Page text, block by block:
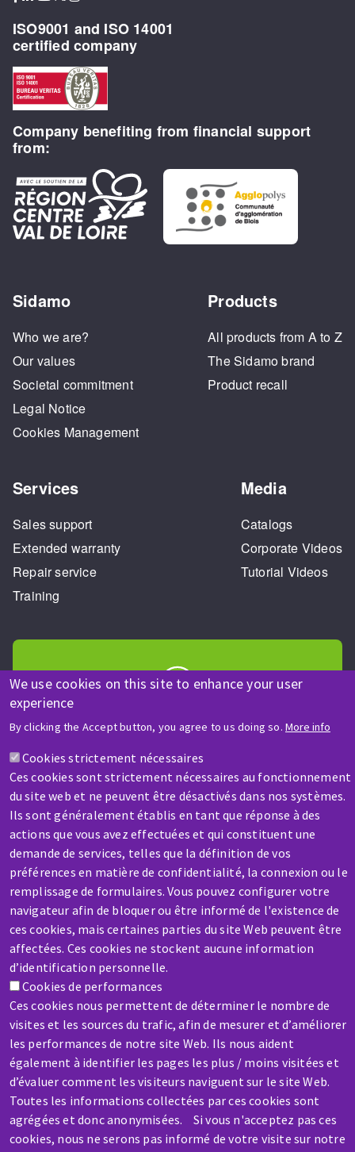
We use cookies on this site to enhance your user
experience
By clicking the Accept button, you agree to us doing so. More info
Cookies strictement nécessaires
Ces cookies sont strictement nécessaires au fonctionnement
du site web et ne peuvent être désactivés dans nos systèmes.
Ils sont généralement établis en tant que réponse à des
actions que vous avez effectuées et qui constituent une
demande de services, telles que la définition de vos
préférences en matière de confidentialité, la connexion ou le
remplissage de formulaires. Vous pouvez configurer votre
navigateur afin de bloquer ou être informé de l'existence de
ces cookies, mais certaines parties du site Web peuvent être
affectées. Ces cookies ne stockent aucune information
d’identification personnelle.
Cookies de performances
Ces cookies nous permettent de déterminer le nombre de
visites et les sources du trafic, afin de mesurer et d’améliorer
les performances de notre site Web. Ils nous aident
également à identifier les pages les plus / moins visitées et
d’évaluer comment les visiteurs naviguent sur le site Web.
Toutes les informations collectées par ces cookies sont
agrégées et donc anonymisées. Si vous n'acceptez pas ces
cookies, nous ne serons pas informé de votre visite sur notre
ISO9001 and ISO 14001
certified company
Company benefiting from financial support
from:
Sidamo
Who we are?
Our values
Societal commitment
Legal Notice
Cookies Management
Products
All products from A to Z
The Sidamo brand
Product recall
Services
Sales support
Extended warranty
Repair service
Training
Media
Catalogs
Corporate Videos
Tutorial Videos
HELP & CONTACT
A question? Information about?
Contact-us
SERVICE / REPAIR
A broken machine? Out of order?
Contact-us
Skip
main